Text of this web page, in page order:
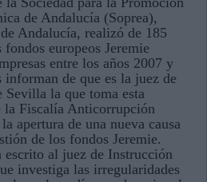
de Andalucía (Soprea),
Andalucía, realizó de 185
europeos Jeremie
entre los años 2007 y
de que es la juez de
la que toma esta
la Fiscalía Anticorrupción
apertura de una nueva causa
de los fondos Jeremie.
al juez de Instrucción
investiga las irregularidades